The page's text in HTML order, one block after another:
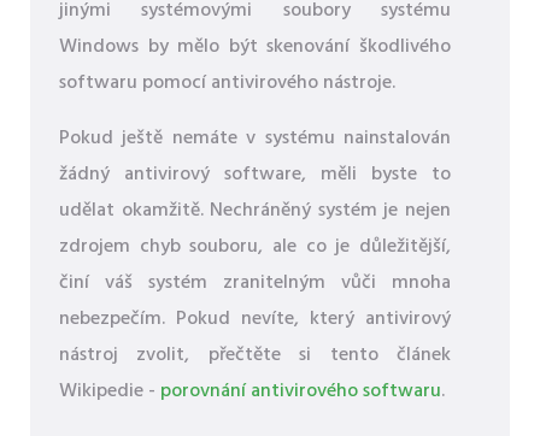
jinými systémovými soubory systému
Windows by mělo být skenování škodlivého
softwaru pomocí antivirového nástroje.
Pokud ještě nemáte v systému nainstalován
žádný antivirový software, měli byste to
udělat okamžitě. Nechráněný systém je nejen
zdrojem chyb souboru, ale co je důležitější,
činí váš systém zranitelným vůči mnoha
nebezpečím. Pokud nevíte, který antivirový
nástroj zvolit, přečtěte si tento článek
Wikipedie - porovnání antivirového softwaru.